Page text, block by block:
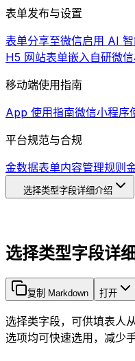
表单发布与设置
表单分享至微信启用 AI
H5 网站表单嵌入自研微
移动端使用指南
App 使用指南微信小程序
平台规范与合规
金数据表单内容管理规则
选择类型字段详细介绍
选择类型字段详
复制 Markdown 打开
选择类字段，可供填表人
选项均可快速选用，减少